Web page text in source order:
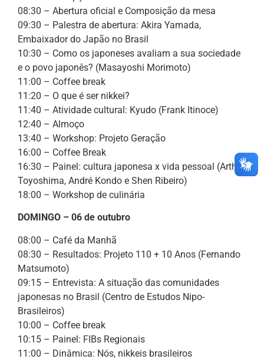
08:30 – Abertura oficial e Composição da mesa
09:30 – Palestra de abertura: Akira Yamada,
Embaixador do Japão no Brasil
10:30 – Como os japoneses avaliam a sua sociedade
e o povo japonês? (Masayoshi Morimoto)
11:00 – Coffee break
11:20 – O que é ser nikkei?
11:40 – Atividade cultural: Kyudo (Frank Itinoce)
12:40 – Almoço
13:40 – Workshop: Projeto Geração
16:00 – Coffee Break
16:30 – Painel: cultura japonesa x vida pessoal (Arthur
Toyoshima, André Kondo e Shen Ribeiro)
18:00 – Workshop de culinária
DOMINGO – 06 de outubro
08:00 – Café da Manhã
08:30 – Resultados: Projeto 110 + 10 Anos (Fernando
Matsumoto)
09:15 – Entrevista: A situação das comunidades
japonesas no Brasil (Centro de Estudos Nipo-
Brasileiros)
10:00 – Coffee break
10:15 – Painel: FIBs Regionais
11:00 – Dinâmica: Nós, nikkeis brasileiros